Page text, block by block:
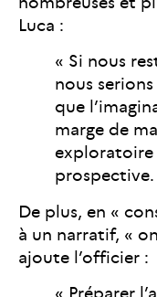
Luca :
« Si nous
nous
que
marge de
exploratoire
prospective.
De plus, en «
à un narratif, «
ajoute l’officier :